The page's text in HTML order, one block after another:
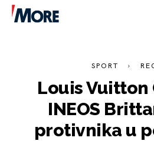
SPORT
Louis Vuitton
INEOS
protivnika u